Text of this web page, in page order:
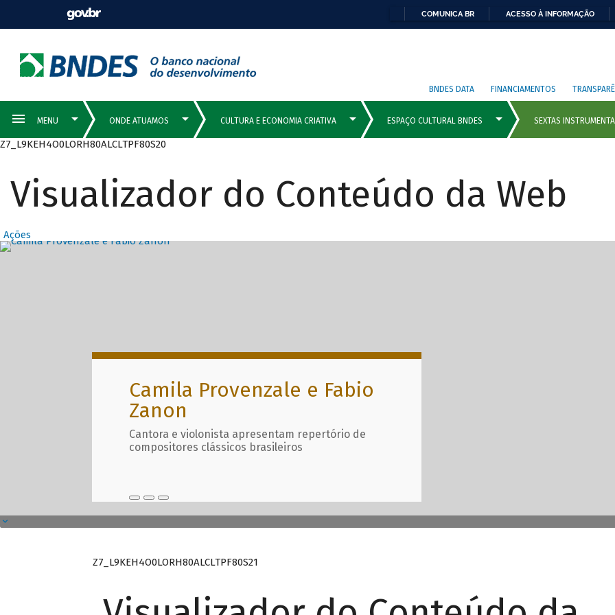
COMUNICA BR ACESSO À INFORMAÇÃO
BNDES DATA FINANCIAMENTOS
Z7_L9KEH4O0LORH80ALCLTPF80S20
Visualizador do Conteúdo da Web
Ações
Destaques Principais com
Camila Provenzale e Fabio
Zanon
Cantora e violonista apresentam repertório de
compositores clássicos brasileiros
Z7_L9KEH4O0LORH80ALCLTPF80S21